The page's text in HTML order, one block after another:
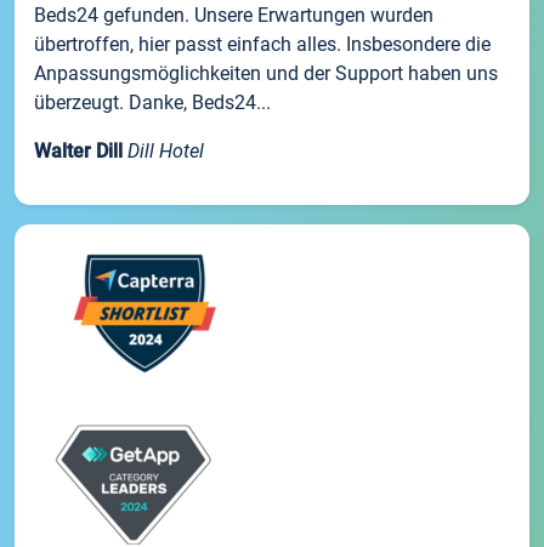
Beds24 gefunden. Unsere Erwartungen wurden
übertroffen, hier passt einfach alles. Insbesondere die
Anpassungsmöglichkeiten und der Support haben uns
überzeugt. Danke, Beds24...
Walter Dill Dill Hotel